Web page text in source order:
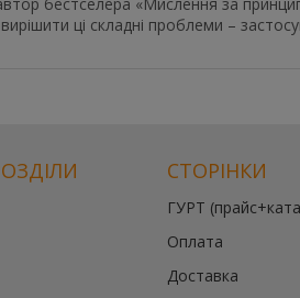
ці складні проблеми –
СТОРІНКИ
ГУРТ
Оплата
Доставка